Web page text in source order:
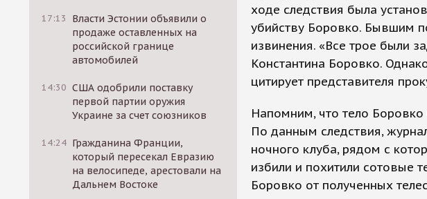
17:13
Власти Эстонии объявили о
продаже оставленных на
российской границе
автомобилей
14:30 США одобрили поставку
первой партии оружия
Украине за счет союзников
14:24 Гражданина Франции,
который пересекал Евразию
на велосипеде, арестовали на
Дальнем Востоке
ходе следствия была
убийству Боровко. Бывшим
извинения. «Все трое были
Константина Боровко.
цитирует представителя
Напомним, что тело
По данным следствия,
ночного клуба, рядом с
избили и похитили сотовые
Боровко от полученных